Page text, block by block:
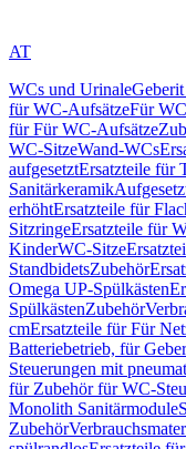
AT
WCs und Urinale
für WC-AufsätzeFür
für Für WC-Aufsätze
WC-SitzeWand-WCs
aufgesetztErsatzteile für
Sanitärkeramik
erhöhtErsatzteile für
SitzringeErsatzteile für
KinderWC-Sitze
StandbidetsZubehör
Omega UP-Spülkästen
SpülkästenZubehör
cmErsatzteile für Für
Batteriebetrieb, für
Steuerungen mit
für Zubehör für WC-
Monolith Sanitärmodule
Zubehör